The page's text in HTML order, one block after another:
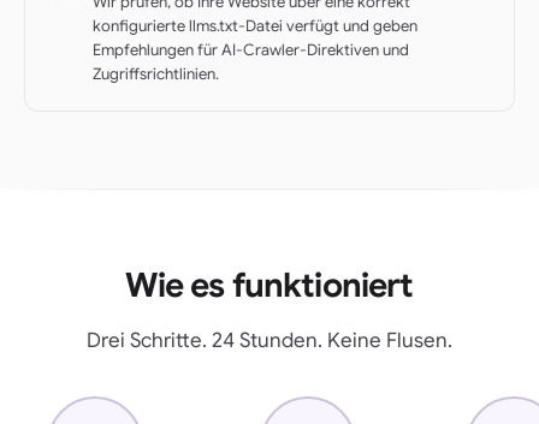
konfigurierte llms.txt-Datei verfügt und geben
Empfehlungen für AI-Crawler-Direktiven und
Zugriffsrichtlinien.
Wie es funktioniert
Drei Schritte. 24 Stunden. Keine Flusen.